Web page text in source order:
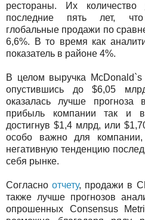
рестораны. Их количество
последние пять лет, что
глобальные продажи по
6,6%. В то время как
показатель в районе 4%.
В целом выручка
опустившись до $6,05
оказалась лучше
прибыль компании так и
достигнув $1,4 млрд, или
особо важно для
негативную тенденцию
себя рынке.
Согласноотчету, продажи в
также лучше прогнозов
опрошенных Consensus